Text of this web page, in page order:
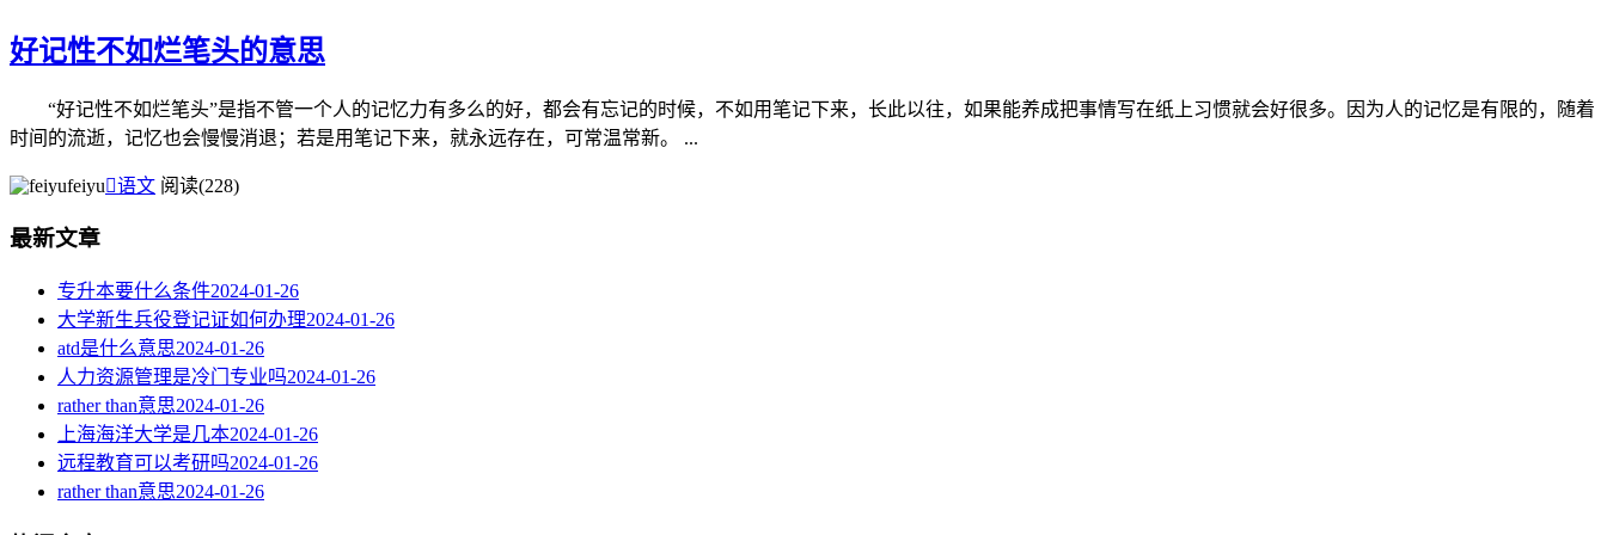
好记性不如烂笔头的意思
“好记性不如烂笔头”是指不管一个人的记忆力有多么的好，都会有忘记的时候，不如用笔记下来，长此以往，如果能养成把事情写在纸上习惯就会好很多。因为人的记忆是有限的，随着
时间的流逝，记忆也会慢慢消退；若是用笔记下来，就永远存在，可常温常新。 ...
feiyu语文 阅读(228)
最新文章
专升本要什么条件2024-01-26
大学新生兵役登记证如何办理2024-01-26
atd是什么意思2024-01-26
人力资源管理是冷门专业吗2024-01-26
rather than意思2024-01-26
上海海洋大学是几本2024-01-26
远程教育可以考研吗2024-01-26
rather than意思2024-01-26